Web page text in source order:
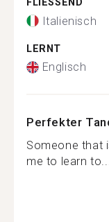
FLIESSEND
Italienisch
LERNT
Englisch
Perfekter
Someone that
me to learn